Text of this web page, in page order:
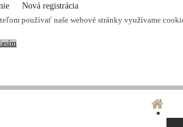
používať naše webové stránky využívame
Nová registrácia